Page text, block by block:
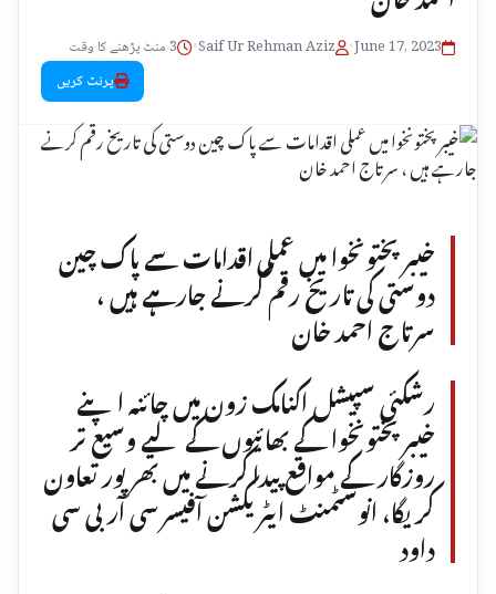
June 17, 2023
•
Saif Ur Rehman Aziz
•
3 منٹ پڑھنے کا وقت
پرنٹ کریں
خیبر پختونخوا میں عملی اقدامات سے پاک چین
دوستی کی تاریخ رقم کرنے جارہے ہیں ،
سرتاج احمد خان
رشکئی سپیشل اکنامک زون میں چائنہ اپنے
خیبر پختونخوا کے بھائیوں کے لیے وسیع تر
روزگار کے مواقع پیدا کرنے میں بھرپور تعاون
کریگا، انوسٹمنٹ ایٹریکشن آفیسر سی آر بی سی
داود